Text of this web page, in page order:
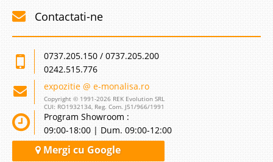
Contactati-ne
0737.205.150 / 0737.205.200
0242.515.776
expozitie @ e-monalisa.ro
Copyright © 1991-2026 REK Evolution SRL
CUI: RO1932134, Reg. Com. J51/966/1991
Program Showroom :
09:00-18:00 | Dum. 09:00-12:00
Mergi cu Google